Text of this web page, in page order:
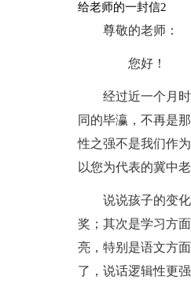
给老师的一封信2
尊敬的老师：
您好！
经过近一个月
同的毕瀛，不再是
性之强不是我们作
以您为代表的冀中
说说孩子的变
奖；其次是学习方
亮，特别是语文方
了，说话逻辑性更